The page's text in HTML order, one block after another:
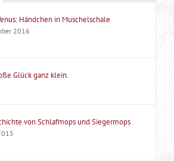
Händchen in Muschelschale
2016
Glück ganz klein.
von Schlafmops und Siegermops